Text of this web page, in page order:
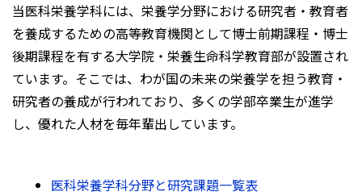
当医科栄養学科には、栄養学分野における研究者・教育者
を養成するための高等教育機関として博士前期課程・博士
後期課程を有する大学院・栄養生命科学教育部が設置され
ています。そこでは、わが国の未来の栄養学を担う教育・
研究者の養成が行われており、多くの学部卒業生が進学
し、優れた人材を毎年輩出しています。
医科栄養学科分野と研究課題一覧表